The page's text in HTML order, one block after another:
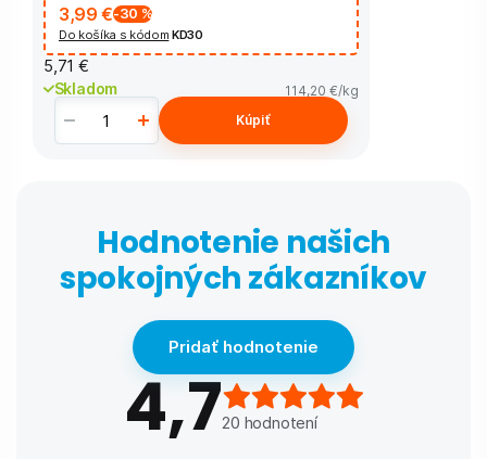
3,99 €-30 %
Do košíka s kódom KD30
5,71 €
Skladom 114,20 €/kg
Kúpiť
Hodnotenie našich
spokojných zákazníkov
Pridať hodnotenie
4,720 hodnotení